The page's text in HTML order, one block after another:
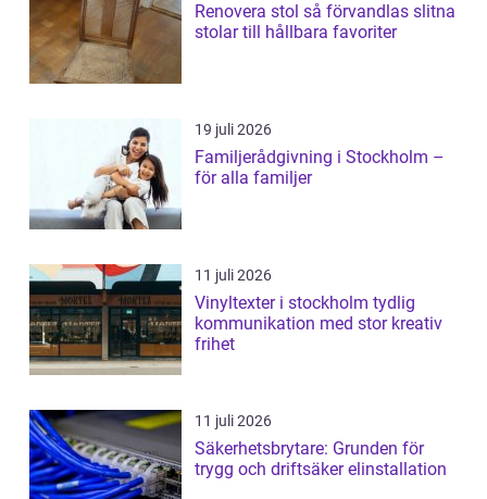
Renovera stol så förvandlas slitna
stolar till hållbara favoriter
19 juli 2026
Familjerådgivning i Stockholm –
för alla familjer
11 juli 2026
Vinyltexter i stockholm tydlig
kommunikation med stor kreativ
frihet
11 juli 2026
Säkerhetsbrytare: Grunden för
trygg och driftsäker elinstallation